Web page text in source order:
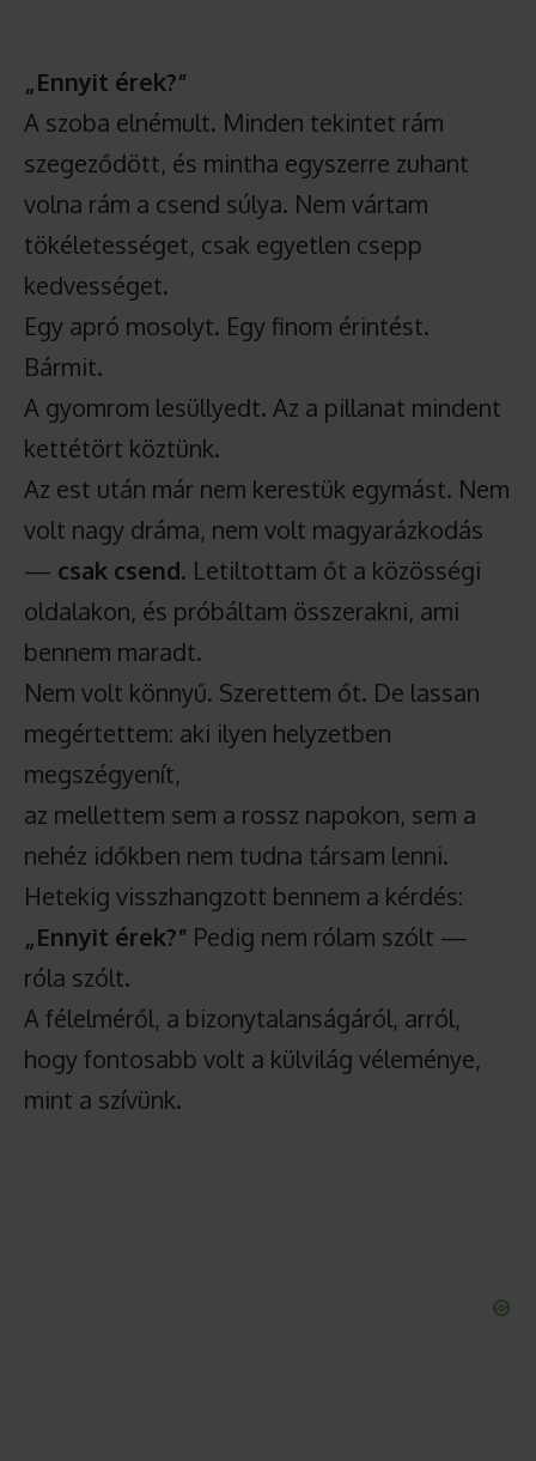
„Ennyit érek?”
A szoba elnémult. Minden tekintet rám
szegeződött, és mintha egyszerre zuhant
volna rám a csend súlya. Nem vártam
tökéletességet, csak egyetlen csepp
kedvességet.
Egy apró mosolyt. Egy finom érintést.
Bármit.
A gyomrom lesüllyedt. Az a pillanat mindent
kettétört köztünk.
Az est után már nem kerestük egymást. Nem
volt nagy dráma, nem volt magyarázkodás
— csak csend. Letiltottam őt a közösségi
oldalakon, és próbáltam összerakni, ami
bennem maradt.
Nem volt könnyű. Szerettem őt. De lassan
megértettem: aki ilyen helyzetben
megszégyenít,
az mellettem sem a rossz napokon, sem a
nehéz időkben nem tudna társam lenni.
Hetekig visszhangzott bennem a kérdés:
„Ennyit érek?” Pedig nem rólam szólt —
róla szólt.
A félelméről, a bizonytalanságáról, arról,
hogy fontosabb volt a külvilág véleménye,
mint a szívünk.